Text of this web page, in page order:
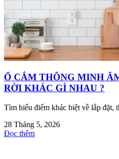
Ổ CẮM THÔNG MINH
RỜI KHÁC GÌ NHAU ?
Tìm hiểu điểm khác biệt về lắp đặt,
28 Tháng 5, 2026
Đọc thêm